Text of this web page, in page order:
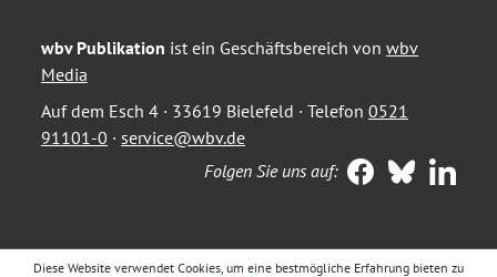
wbv Publikation ist ein Geschäftsbereich von wbv
Media
Auf dem Esch 4 · 33619 Bielefeld · Telefon 0521
91101-0 · service@wbv.de
Folgen Sie uns auf:
Diese Website verwendet Cookies, um eine bestmögliche Erfahrung bieten zu